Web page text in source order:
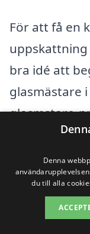
För att få en
bra idé att
glasmästare
glasmstare-
kontakt med
kan erbjuda
och olika
kan det
recensioner
Denna
du till alla